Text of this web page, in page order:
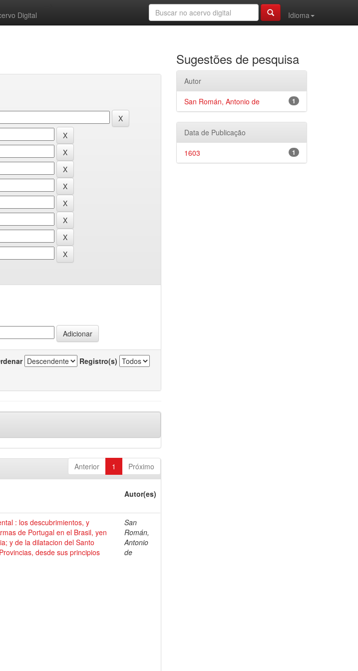
Digital
Idioma
Registro(s)
Anterior 1 Próximo
Autor(es)
: los descubrimientos, y
de Portugal en el Brasil, yen
y de la dilatacion del Santo
desde sus principios
San
Román,
Antonio
de
Sugestões de pesquisa
Autor
1
San Román, Antonio de
Data de Publicação
1
1603